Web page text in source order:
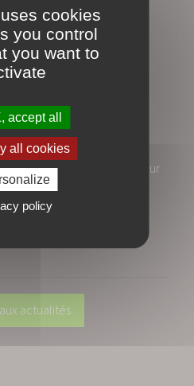
: 8h-20h
réalisons vos rêves, avec pour
actualités
cookies
you control
you want to
accept all
all cookies
policy